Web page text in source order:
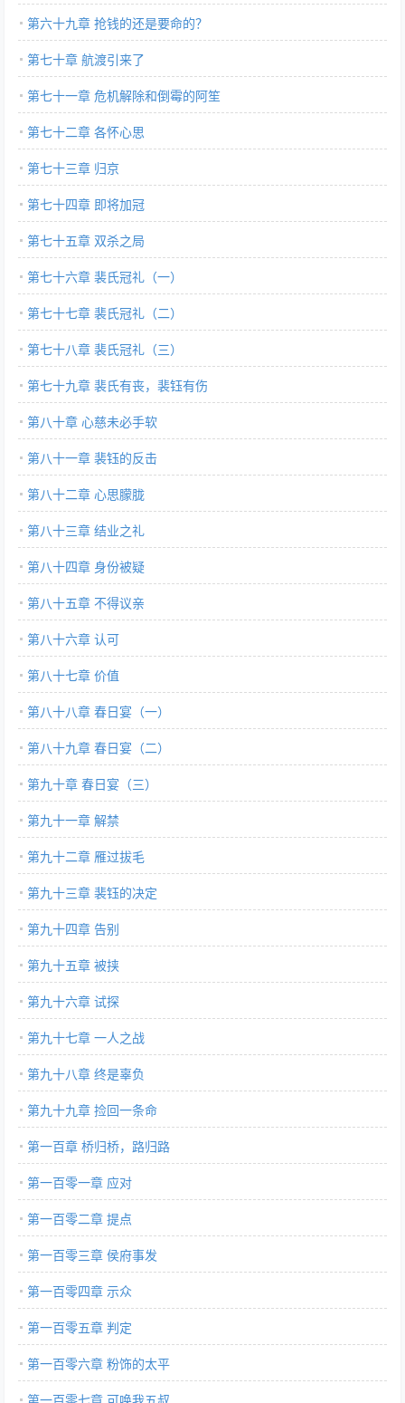
第六十九章 抢钱的还是要命的？
第七十章 航渡引来了
第七十一章 危机解除和倒霉的阿笙
第七十二章 各怀心思
第七十三章 归京
第七十四章 即将加冠
第七十五章 双杀之局
第七十六章 裴氏冠礼（一）
第七十七章 裴氏冠礼（二）
第七十八章 裴氏冠礼（三）
第七十九章 裴氏有丧，裴钰有伤
第八十章 心慈未必手软
第八十一章 裴钰的反击
第八十二章 心思朦胧
第八十三章 结业之礼
第八十四章 身份被疑
第八十五章 不得议亲
第八十六章 认可
第八十七章 价值
第八十八章 春日宴（一）
第八十九章 春日宴（二）
第九十章 春日宴（三）
第九十一章 解禁
第九十二章 雁过拔毛
第九十三章 裴钰的决定
第九十四章 告别
第九十五章 被挟
第九十六章 试探
第九十七章 一人之战
第九十八章 终是辜负
第九十九章 捡回一条命
第一百章 桥归桥，路归路
第一百零一章 应对
第一百零二章 提点
第一百零三章 侯府事发
第一百零四章 示众
第一百零五章 判定
第一百零六章 粉饰的太平
第一百零七章 可唤我五叔